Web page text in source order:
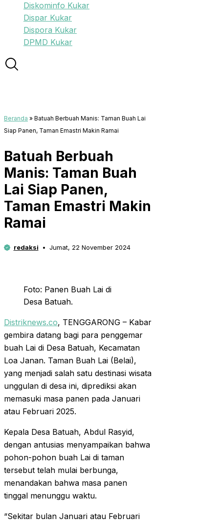
Diskominfo Kukar
Dispar Kukar
Dispora Kukar
DPMD Kukar
Beranda » Batuah Berbuah Manis: Taman Buah Lai
Siap Panen, Taman Emastri Makin Ramai
Batuah Berbuah
Manis: Taman Buah
Lai Siap Panen,
Taman Emastri Makin
Ramai
redaksi Jumat, 22 November 2024
Foto: Panen Buah Lai di
Desa Batuah.
Distriknews.co, TENGGARONG – Kabar
gembira datang bagi para penggemar
buah Lai di Desa Batuah, Kecamatan
Loa Janan. Taman Buah Lai (Belai),
yang menjadi salah satu destinasi wisata
unggulan di desa ini, diprediksi akan
memasuki masa panen pada Januari
atau Februari 2025.
Kepala Desa Batuah, Abdul Rasyid,
dengan antusias menyampaikan bahwa
pohon-pohon buah Lai di taman
tersebut telah mulai berbunga,
menandakan bahwa masa panen
tinggal menunggu waktu.
“Sekitar bulan Januari atau Februari